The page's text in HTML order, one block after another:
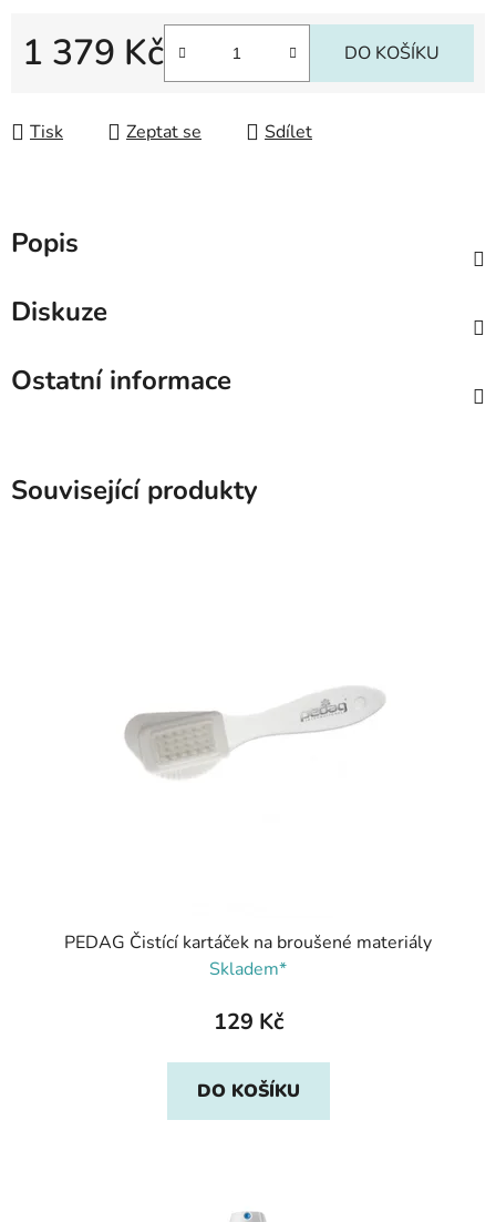
1 379 Kč DO KOŠÍKU
Tisk Zeptat se Sdílet
Popis
Diskuze
Ostatní informace
Související produkty
PEDAG Čistící kartáček na broušené materiály
Skladem*
129 Kč
DO KOŠÍKU